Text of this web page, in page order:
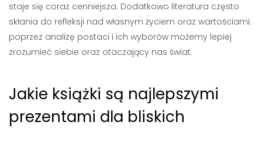
staje się coraz cenniejsza. Dodatkowo literatura często
skłania do refleksji nad własnym życiem oraz wartościami;
poprzez analizę postaci i ich wyborów możemy lepiej
zrozumieć siebie oraz otaczający nas świat.
Jakie książki są najlepszymi
prezentami dla bliskich